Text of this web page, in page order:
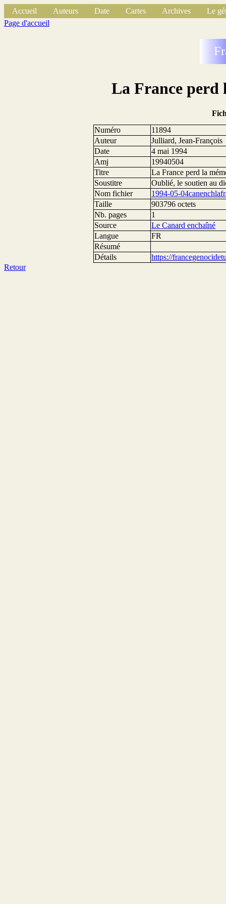
Accueil Auteurs Date Cartes Archives
Le
Page d'accueil
La France perd
Numéro
11894
Auteur
Julliard, Jean-François
Date
4 mai 1994
Amj
19940504
Titre
La France perd la
Soustitre
Oublié, le soutien au
Nom fichier
1994-05-
Taille
903796 octets
Nb. pages
1
Source
Le Canard enchaîné
Langue
FR
Résumé
Détails
https://
Retour